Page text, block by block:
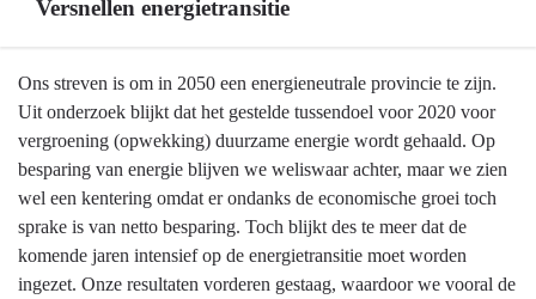
Versnellen energietransitie
Terug
naar
navigatie
Versnellen
energietransitie
Versnellen
Ons streven is om in 2050 een energieneutrale provincie te zijn.
Uit onderzoek blijkt dat het gestelde tussendoel voor 2020 voor
vergroening (opwekking) duurzame energie wordt gehaald. Op
besparing van energie blijven we weliswaar achter, maar we zien
wel een kentering omdat er ondanks de economische groei toch
sprake is van netto besparing. Toch blijkt des te meer dat de
komende jaren intensief op de energietransitie moet worden
ingezet. Onze resultaten vorderen gestaag, waardoor we vooral de